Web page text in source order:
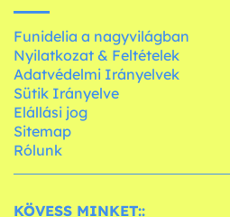
Funidelia a nagyvilágban
Nyilatkozat & Feltételek
Adatvédelmi Irányelvek
Sütik Irányelve
Elállási jog
Sitemap
Rólunk
KÖVESS MINKET::